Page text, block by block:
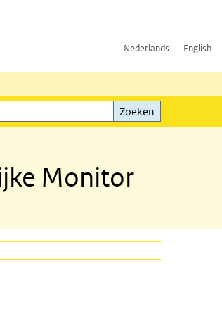
Nederlands English
Zoeken
Monitor